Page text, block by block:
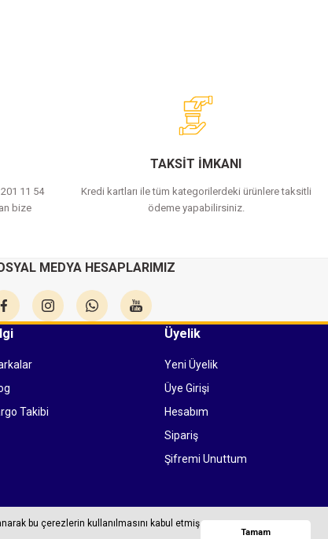
bu çerezlerin kullanılmasını kabul etmiş
Tamam
Whatsapp
11 54
bize
TAKSİT İMKANI
Kredi kartları ile tüm kategorilerdeki ürünlere taksitli
ödeme yapabilirsiniz.
MEDYA HESAPLARIMIZ
Takibi
Üyelik
Yeni Üyelik
Üye Girişi
Hesabım
Sipariş
Şifremi Unuttum
Tüm bilgileriniz 256bit SSL Sertifikası ile korunmaktadır.